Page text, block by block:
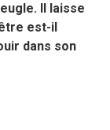
Il laisse
est-il
dans son